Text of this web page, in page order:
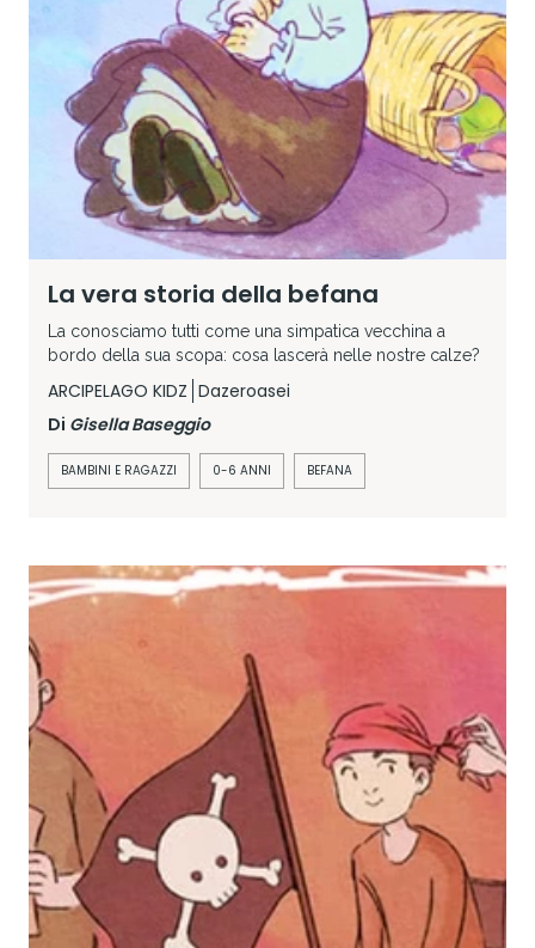
La vera storia della befana
La conosciamo tutti come una simpatica vecchina a
bordo della sua scopa: cosa lascerà nelle nostre calze?
ARCIPELAGO KIDZ Dazeroasei
Di Gisella Baseggio
BAMBINI E RAGAZZI 0-6 ANNI BEFANA